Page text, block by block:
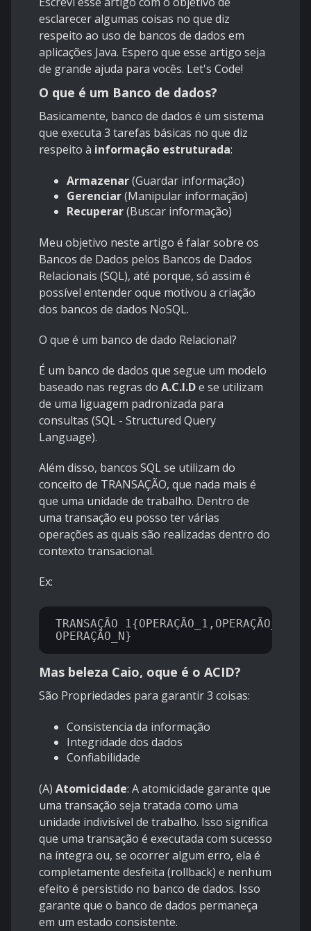
esclarecer algumas coisas no que diz
respeito ao uso de bancos de dados em
aplicações Java. Espero que esse artigo seja
de grande ajuda para vocês. Let's Code!
O que é um Banco de dados?
Basicamente, banco de dados é um sistema
que executa 3 tarefas básicas no que diz
respeito à informação estruturada:
Armazenar(Guardar informação)
Gerenciar(Manipular informação)
Recuperar(Buscar informação)
Meu objetivo neste artigo é falar sobre os
Bancos de Dados pelos Bancos de Dados
Relacionais (SQL), até porque, só assim é
possível entender oque motivou a criação
dos bancos de dados NoSQL.
O que é um banco de dado Relacional?
É um banco de dados que segue um modelo
baseado nas regras do A.C.I.De se utilizam
de uma liguagem padronizada para
consultas (SQL - Structured Query
Language).
Além disso, bancos SQL se utilizam do
conceito de TRANSAÇÃO, que nada mais é
que uma unidade de trabalho. Dentro de
uma transação eu posso ter várias
operações as quais são realizadas dentro do
contexto transacional.
Ex:
Mas beleza Caio, oque é o ACID?
São Propriedades para garantir 3 coisas:
Consistencia da informação
Integridade dos dados
Confiabilidade
(A) Atomicidade: A atomicidade garante que
uma transação seja tratada como uma
unidade indivisível de trabalho. Isso significa
que uma transação é executada com sucesso
na íntegra ou, se ocorrer algum erro, ela é
completamente desfeita (rollback) e nenhum
efeito é persistido no banco de dados. Isso
garante que o banco de dados permaneça
em um estado consistente.